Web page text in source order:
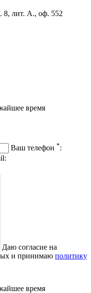
8, лит. А., оф. 552
время
Ваш телефон *:
Даю согласие на
и принимаю политику
время